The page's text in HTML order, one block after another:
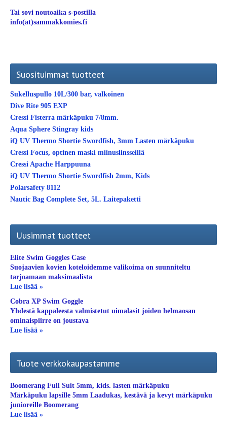
Tai sovi noutoaika s-postilla
info(at)sammakkomies.fi
Suosituimmat tuotteet
Sukelluspullo 10L/300 bar, valkoinen
Dive Rite 905 EXP
Cressi Fisterra märkäpuku 7/8mm.
Aqua Sphere Stingray kids
iQ UV Thermo Shortie Swordfish, 3mm Lasten märkäpuku
Cressi Focus, optinen maski miinuslinsseillä
Cressi Apache Harppuuna
iQ UV Thermo Shortie Swordfish 2mm, Kids
Polarsafety 8112
Nautic Bag Complete Set, 5L. Laitepaketti
Uusimmat tuotteet
Elite Swim Goggles Case
Suojaavien kovien koteloidemme valikoima on suunniteltu
tarjoamaan maksimaalista
Lue lisää »
Cobra XP Swim Goggle
Yhdestä kappaleesta valmistetut uimalasit joiden helmaosan
ominaispiirre on joustava
Lue lisää »
Tuote verkkokaupastamme
Boomerang Full Suit 5mm, kids. lasten märkäpuku
Märkäpuku lapsille 5mm Laadukas, kestävä ja kevyt märkäpuku
junioreille Boomerang
Lue lisää »